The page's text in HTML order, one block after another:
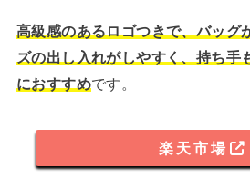
高級感のあるロゴつきで、バッグ
ズの出し入れがしやすく、持ち手
におすすめです。
楽天市場